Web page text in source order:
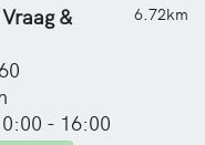
6.72km
&
- 16:00